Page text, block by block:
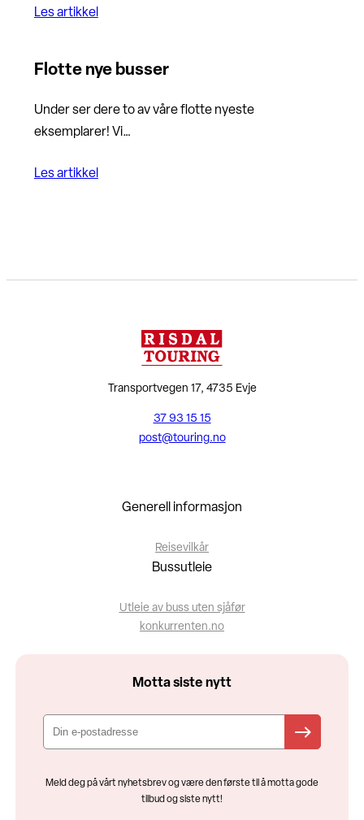
Les artikkel
Flotte nye busser
Under ser dere to av våre flotte nyeste
eksemplarer! Vi…
Les artikkel
Transportvegen 17, 4735 Evje
37 93 15 15
post@touring.no
Generell informasjon
Reisevilkår
Bussutleie
Utleie av buss uten sjåfør
konkurrenten.no
Motta siste nytt
Meld deg på vårt nyhetsbrev og være den første til å motta gode
tilbud og siste nytt!